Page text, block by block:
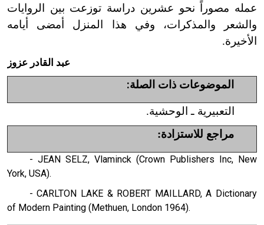
عمله مصوراً نحو عشرين دراسة توزعت بين الروايات
والشعر والمذكرات، وفي هذا المنزل أمضى أيامه
الأخيرة.
عبد القادر عزوز
الموضوعات ذات الصلة:
التعبيرية ـ الوحشية.
مراجع للاستزادة:
- JEAN SELZ, Vlaminck (Crown Publishers Inc, New
York, USA).
- CARLTON LAKE & ROBERT MAILLARD, A Dictionary
of Modern Painting (Methuen, London 1964).